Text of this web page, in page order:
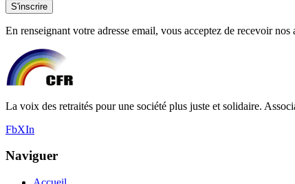
S'inscrire
En renseignant votre adresse email, vous acceptez de recevoir
La voix des retraités pour une société plus juste et solidaire.
FbXIn
Naviguer